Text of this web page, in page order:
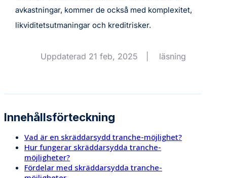
avkastningar, kommer de också med komplexitet,
likviditetsutmaningar och kreditrisker.
Uppdaterad 21 feb, 2025 läsning
Innehållsförteckning
Vad är en skräddarsydd tranche-möjlighet?
Hur fungerar skräddarsydda tranche-
möjligheter?
Fördelar med skräddarsydda tranche-